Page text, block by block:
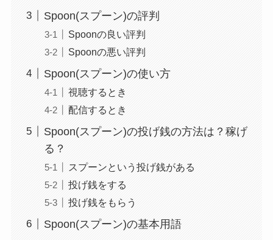
Spoon(スプーン)の評判
Spoonの良い評判
Spoonの悪い評判
Spoon(スプーン)の使い方
視聴するとき
配信するとき
Spoon(スプーン)の投げ銭の方法は？稼げ
る？
スプーンという投げ銭がある
投げ銭をする
投げ銭をもらう
Spoon(スプーン)の基本用語